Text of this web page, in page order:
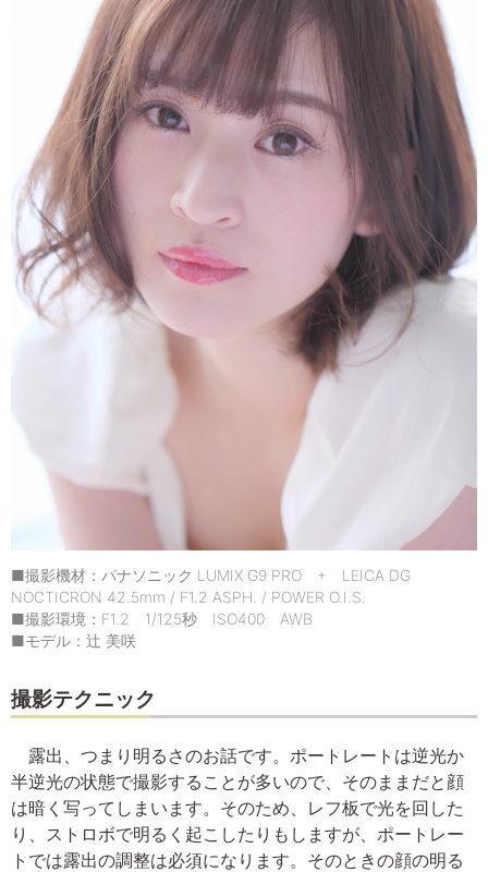
■撮影機材：パナソニック LUMIX G9 PRO + LEICA DG
NOCTICRON 42.5mm / F1.2 ASPH. / POWER O.I.S.
■撮影環境：F1.2 1/125秒 ISO400 AWB
■モデル：辻 美咲
撮影テクニック
露出、つまり明るさのお話です。ポートレートは逆光か
半逆光の状態で撮影することが多いので、そのままだと顔
は暗く写ってしまいます。そのため、レフ板で光を回した
り、ストロボで明るく起こしたりもしますが、ポートレー
トでは露出の調整は必須になります。そのときの顔の明る